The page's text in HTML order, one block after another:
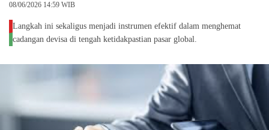
08/06/2026 14:59 WIB
Langkah ini sekaligus menjadi instrumen efektif dalam menghemat
cadangan devisa di tengah ketidakpastian pasar global.